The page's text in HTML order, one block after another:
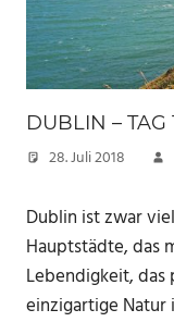
DUBLIN – TAG
28. Juli 2018
Dublin ist zwar
Hauptstädte, das
Lebendigkeit,
einzigartige